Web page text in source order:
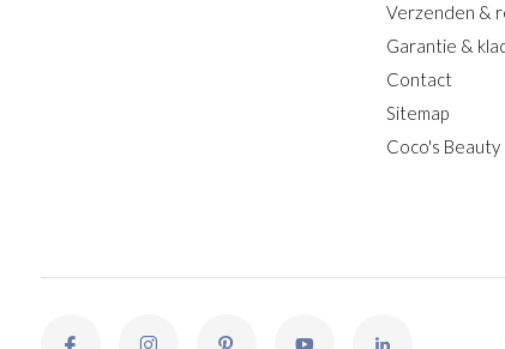
Verzenden &
Garantie &
Contact
Sitemap
Coco's Beauty